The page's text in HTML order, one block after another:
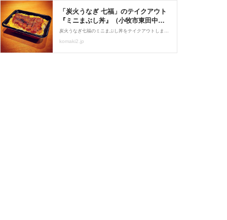
「炭火うなぎ 七福」のテイクアウト
『ミニまぶし丼』（小牧市東田中） :
小牧つーしん
炭火うなぎ七福のミニまぶし丼をテイクアウトしました。価格は1500円です。※価格は2020年6月5日現在のものです。こんな感じの赤色の箱に入っています。 フタを外すと...ドンッ！この時点で香ばしい鰻の匂いが...。錦糸卵も入っています。味の方は最高ですね。香ばしく歯ご
komaki2.jp